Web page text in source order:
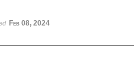
Feb 08, 2024